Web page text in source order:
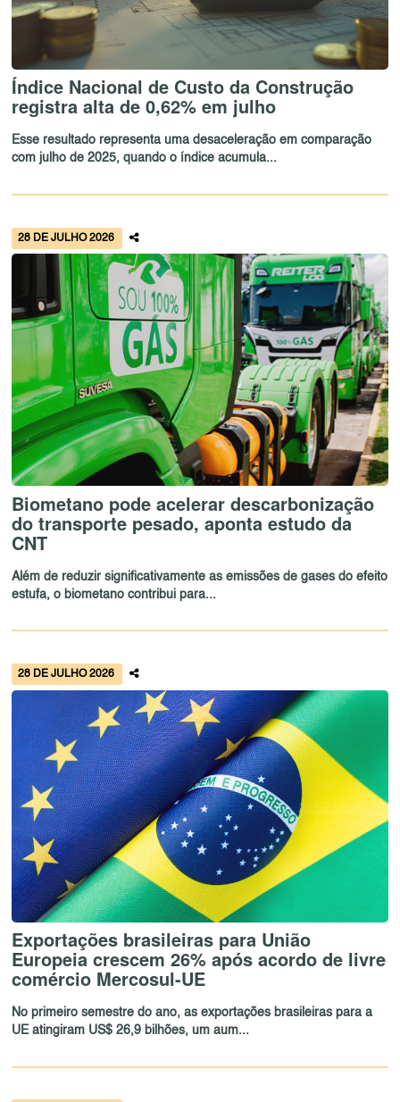
Índice Nacional de Custo da Construção
registra alta de 0,62% em julho
Esse resultado representa uma desaceleração em comparação
com julho de 2025, quando o índice acumula...
28 DE JULHO 2026
Biometano pode acelerar descarbonização
do transporte pesado, aponta estudo da
CNT
Além de reduzir significativamente as emissões de gases do efeito
estufa, o biometano contribui para...
28 DE JULHO 2026
Exportações brasileiras para União
Europeia crescem 26% após acordo de livre
comércio Mercosul-UE
No primeiro semestre do ano, as exportações brasileiras para a
UE atingiram US$ 26,9 bilhões, um aum...